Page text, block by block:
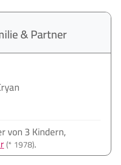
& Partner
von 3 Kindern,
(* 1978).